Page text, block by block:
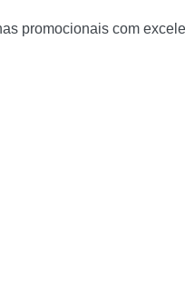
promocionais com